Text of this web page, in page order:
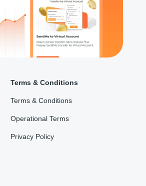
Terms & Conditions
Terms & Conditions
Operational Terms
Privacy Policy